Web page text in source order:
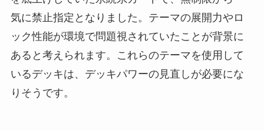
気に禁止指定となりました。テーマの展開力やロ
ック性能が環境で問題視されていたことが背景に
あると考えられます。これらのテーマを使用して
いるデッキは、デッキパワーの見直しが必要にな
りそうです。